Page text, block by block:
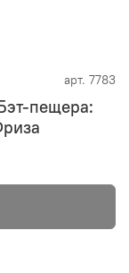
арт. 7783
пещера: